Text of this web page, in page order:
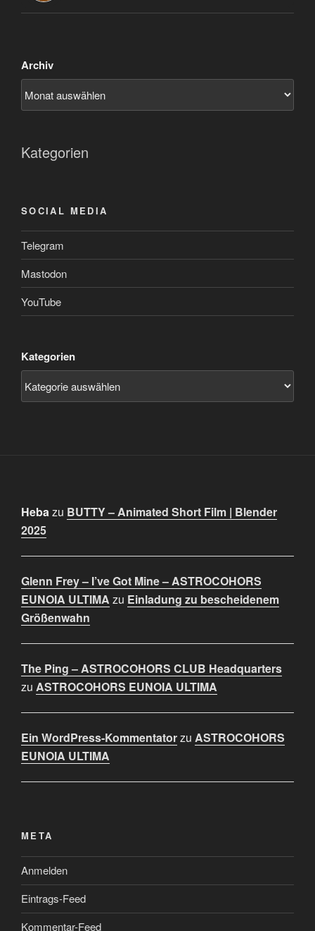
Archiv
Kategorien
SOCIAL MEDIA
Telegram
Mastodon
YouTube
Kategorien
Hebazu BUTTY – Animated Short Film | Blender
2025
Glenn Frey – I’ve Got Mine – ASTROCOHORS
EUNOIA ULTIMA zu Einladung zu bescheidenem
Größenwahn
The Ping – ASTROCOHORS CLUB Headquarters
zu ASTROCOHORS EUNOIA ULTIMA
Ein WordPress-Kommentatorzu ASTROCOHORS
EUNOIA ULTIMA
META
Anmelden
Eintrags-Feed
Kommentar-Feed